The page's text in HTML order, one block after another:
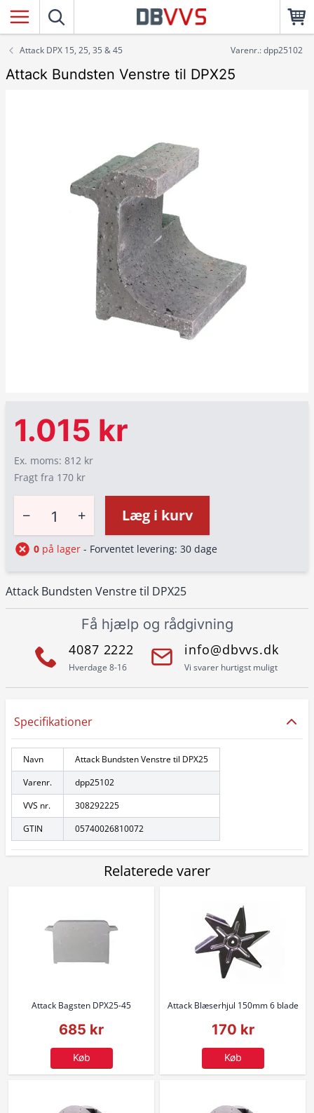
Attack DPX 15, 25, 35 & 45 Varenr.: dpp25102
Attack Bundsten Venstre til DPX25
Attack Bundsten Venstre til DPX25
1.015 kr
Ex. moms: 812 kr
Fragt fra 170 kr
− + Læg i kurv
0 på lager - Forventet levering: 30 dage
Få hjælp og rådgivning
4087 2222
Hverdage 8-16
info@dbvvs.dk
Vi svarer hurtigst muligt
Specifikationer
Navn
Attack Bundsten Venstre til DPX25
Varenr.
dpp25102
VVS nr.
308292225
GTIN
05740026810072
Relaterede varer
Attack Bagsten DPX25-45
685 kr
Køb
Attack Blæserhjul 150mm 6 blade
170 kr
Køb